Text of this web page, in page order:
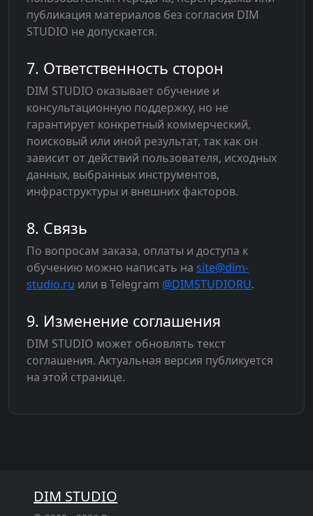
публикация материалов без согласия DIM
STUDIO не допускается.
7. Ответственность сторон
DIM STUDIO оказывает обучение и
консультационную поддержку, но не
гарантирует конкретный коммерческий,
поисковый или иной результат, так как он
зависит от действий пользователя, исходных
данных, выбранных инструментов,
инфраструктуры и внешних факторов.
8. Связь
По вопросам заказа, оплаты и доступа к
обучению можно написать на site@dim-
studio.ru или в Telegram @DIMSTUDIORU.
9. Изменение соглашения
DIM STUDIO может обновлять текст
соглашения. Актуальная версия публикуется
на этой странице.
DIM STUDIO